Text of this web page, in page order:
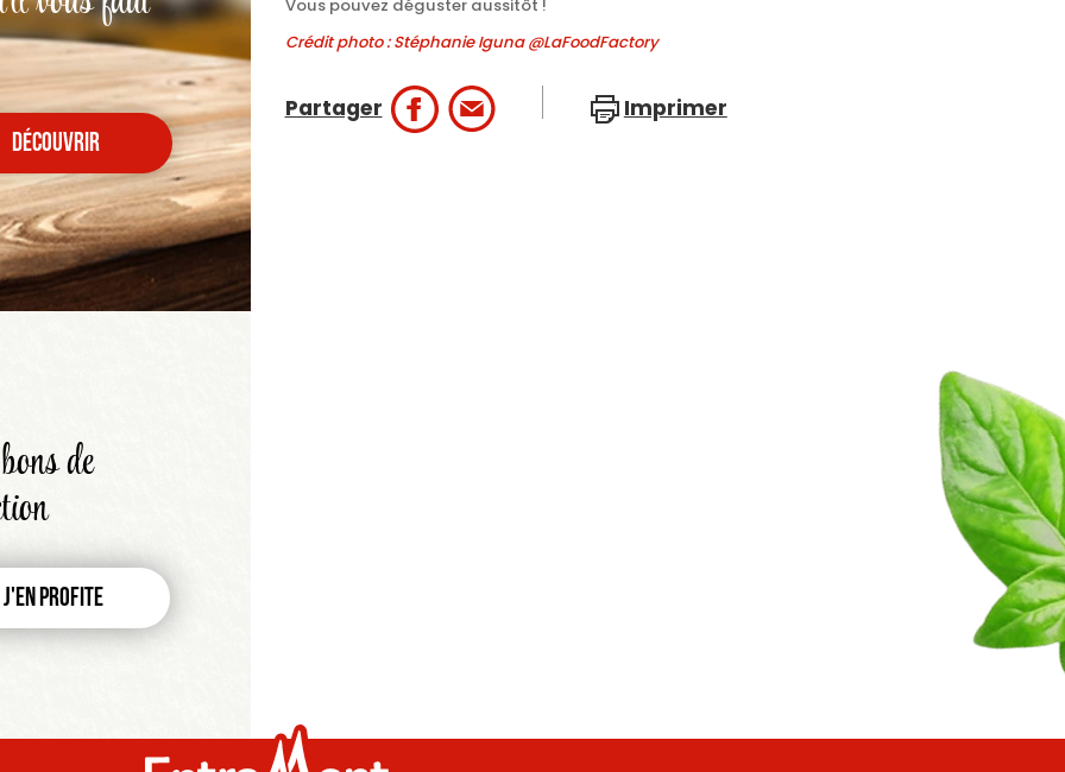
découvrir
de
J'en profite
Vous pouvez déguster aussitôt !
Crédit photo : Stéphanie Iguna @LaFoodFactory
Partager Imprimer